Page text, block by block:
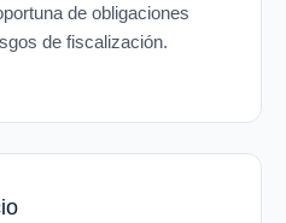
de obligaciones
de fiscalización.